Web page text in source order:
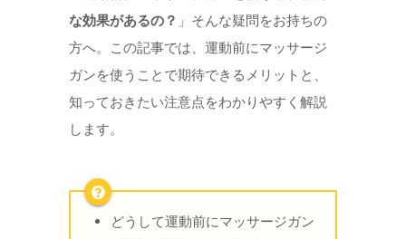
な効果があるの？ 」そんな疑問をお持ちの
方へ。この記事では、運動前にマッサージ
ガンを使うことで期待できるメリットと、
知っておきたい注意点をわかりやすく解説
します。
どうして運動前にマッサージガン